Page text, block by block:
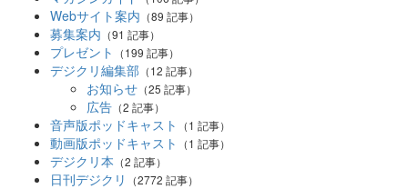
Webサイト案内 （89 記事）
募集案内 （91 記事）
プレゼント （199 記事）
デジクリ編集部 （12 記事）
お知らせ （25 記事）
広告 （2 記事）
音声版ポッドキャスト （1 記事）
動画版ポッドキャスト （1 記事）
デジクリ本 （2 記事）
日刊デジクリ （2772 記事）